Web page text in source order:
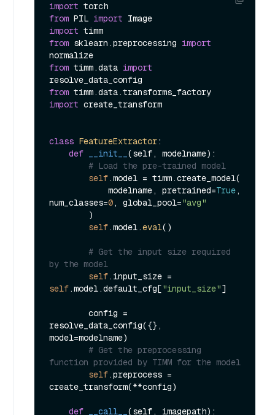
import
from PIL import
import
from sklearn.preprocessing import
from timm.data import
from
import create_transform
class FeatureExtractor:
def
__init__ (self, modelname):
# Load the pre-trained model
self.model = timm.create_model(
            modelname, pretrained=
True,
num_classes=0, global_pool="avg"
self.model.eval()
# Get the input size required
by the model
self
self.model.default_cfg["input_size"]
resolve_data_config({},
model=modelname)
# Get the preprocessing
function provided by TIMM for the model
self.preprocess =
create_transform(**config)
def __call__ (self, imagepath):